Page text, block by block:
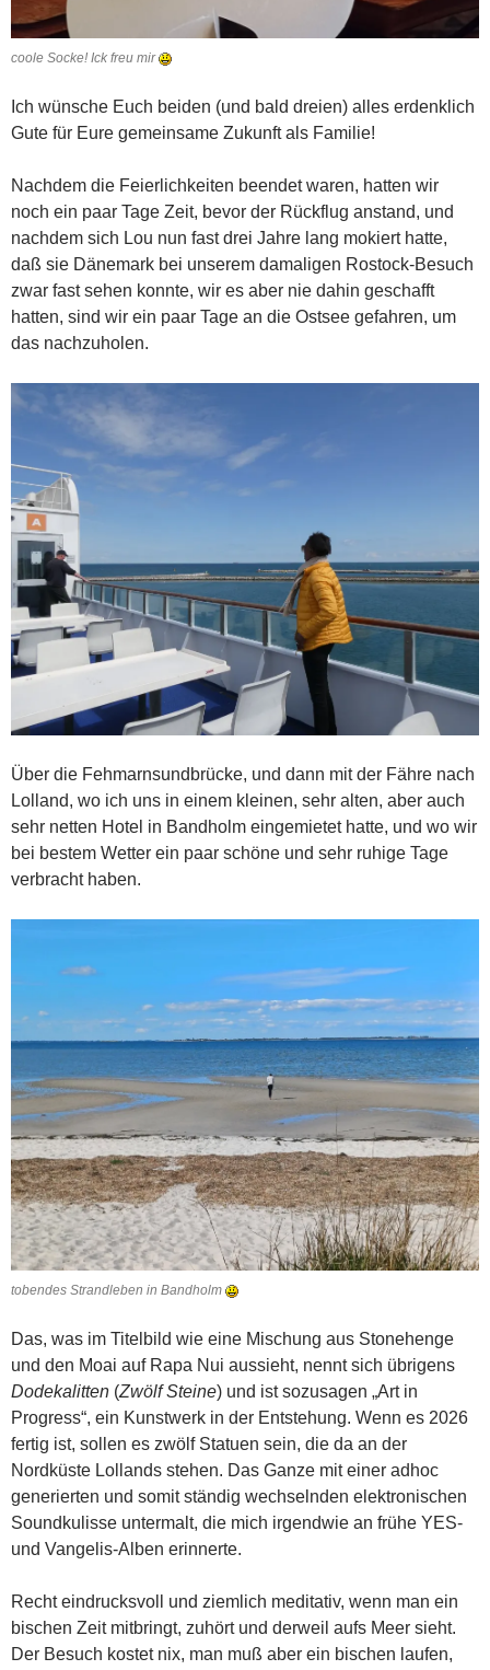
coole Socke! Ick freu mir
Ich wünsche Euch beiden (und bald dreien) alles erdenklich
Gute für Eure gemeinsame Zukunft als Familie!
Nachdem die Feierlichkeiten beendet waren, hatten wir
noch ein paar Tage Zeit, bevor der Rückflug anstand, und
nachdem sich Lou nun fast drei Jahre lang mokiert hatte,
daß sie Dänemark bei unserem damaligen Rostock-Besuch
zwar fast sehen konnte, wir es aber nie dahin geschafft
hatten, sind wir ein paar Tage an die Ostsee gefahren, um
das nachzuholen.
Über die Fehmarnsundbrücke, und dann mit der Fähre nach
Lolland, wo ich uns in einem kleinen, sehr alten, aber auch
sehr netten Hotel in Bandholm eingemietet hatte, und wo wir
bei bestem Wetter ein paar schöne und sehr ruhige Tage
verbracht haben.
tobendes Strandleben in Bandholm
Das, was im Titelbild wie eine Mischung aus Stonehenge
und den Moai auf Rapa Nui aussieht, nennt sich übrigens
Dodekalitten (Zwölf Steine) und ist sozusagen „Art in
Progress“, ein Kunstwerk in der Entstehung. Wenn es 2026
fertig ist, sollen es zwölf Statuen sein, die da an der
Nordküste Lollands stehen. Das Ganze mit einer adhoc
generierten und somit ständig wechselnden elektronischen
Soundkulisse untermalt, die mich irgendwie an frühe YES-
und Vangelis-Alben erinnerte.
Recht eindrucksvoll und ziemlich meditativ, wenn man ein
bischen Zeit mitbringt, zuhört und derweil aufs Meer sieht.
Der Besuch kostet nix, man muß aber ein bischen laufen,